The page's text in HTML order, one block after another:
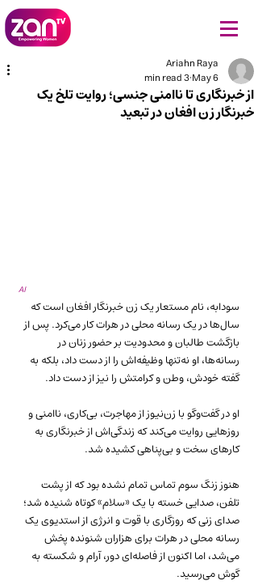
از خبرنگاری تا ناامنی جنسی؛ روایت تلخ یک
خبرنگار زن افغان در تبعید
Ariahn Raya
May 6
3 min read
AI
سودابه، نام مستعار یک زن خبرنگار افغان است که
سال‌ها در یک رسانه محلی در هرات کار می‌کرد. پس از
بازگشت طالبان و محدودیت بر حضور زنان در
رسانه‌ها، او نه‌تنها وظیفه‌اش را از دست داد، بلکه به
گفته خودش، وطن و کرامتش را نیز از دست داد.
او در گفت‌وگو با زن‌نیوز از مهاجرت، بی‌کاری، ناامنی و
روزهایی روایت می‌کند که زندگی‌اش از خبرنگاری به
کارهای سخت و بی‌پناهی کشیده شد.
هنوز زنگ سوم تماس تمام نشده بود که از پشت
تلفن، صدایی خسته با یک «سلام» کوتاه شنیده شد؛
صدای زنی که روزگاری با قوت و انرژی از استدیوی یک
رسانه محلی در هرات برای هزاران شنونده پخش
می‌شد، اما اکنون از فاصله‌ای دور، آرام و شکسته به
گوش می‌رسید.